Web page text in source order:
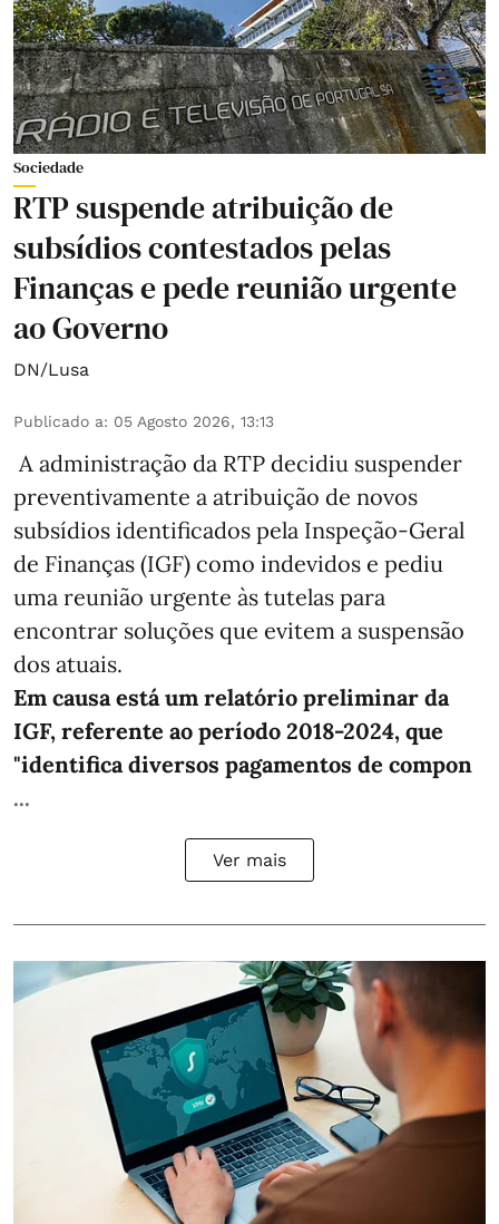
Sociedade
RTP suspende atribuição de
subsídios contestados pelas
Finanças e pede reunião urgente
ao Governo
DN/Lusa
Publicado a: 05 Agosto 2026, 13:13
A administração da RTP decidiu suspender
preventivamente a atribuição de novos
subsídios identificados pela Inspeção-Geral
de Finanças (IGF) como indevidos e pediu
uma reunião urgente às tutelas para
encontrar soluções que evitem a suspensão
dos atuais.
Em causa está um relatório preliminar da
IGF, referente ao período 2018-2024, que
"identifica diversos pagamentos de compon
...
Ver mais